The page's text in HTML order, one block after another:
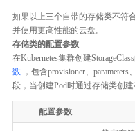
如果以上三个自带的存储类不符
并使用更高性能的云盘。
存储类的配置参数
在Kubernetes集群创建
数 ，包含provisioner、
段，当创建Pod时通过存储类创
配置参数